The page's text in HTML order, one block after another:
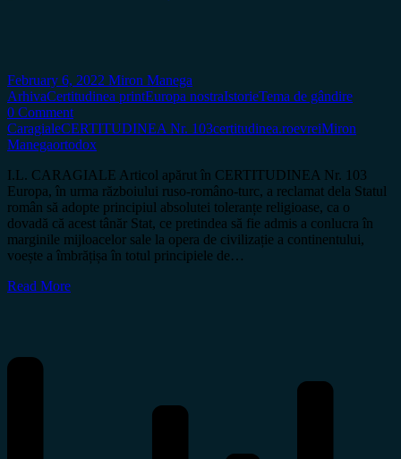
February 6, 2022 Miron Manega
ArhivaCertitudinea printEuropa nostraIstorieTema de gândire
0 Comment
CaragialeCERTITUDINEA Nr. 103certitudinea.roevreiMiron
Manegaortodox
I.L. CARAGIALE Articol apărut în CERTITUDINEA Nr. 103
Europa, în urma războiului ruso-româno-turc, a reclamat dela Statul
român să adopte principiul absolutei toleranțe religioase, ca o
dovadă că acest tânăr Stat, ce pretindea să fie admis a conlucra în
marginile mijloacelor sale la opera de civilizație a continentului,
voește a îmbrățișa în totul principiele de…
Read More